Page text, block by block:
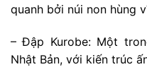
quanh bởi núi non hùng
– Đập Kurobe: Một
Nhật Bản, với kiến trúc